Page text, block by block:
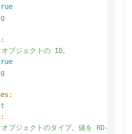
オブジェクトの ID。
オブジェクトのタイプ。値を
RD-